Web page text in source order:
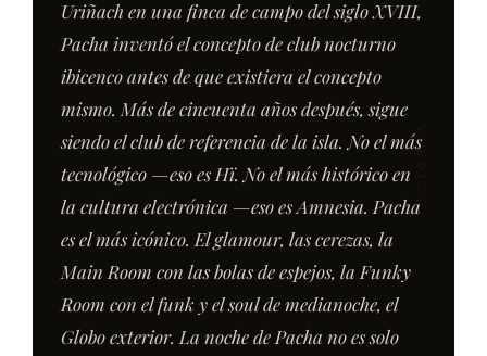
Uriñach en una finca de campo del siglo XVIII,
Pacha inventó el concepto de club nocturno
ibicenco antes de que existiera el concepto
mismo. Más de cincuenta años después, sigue
siendo el club de referencia de la isla. No el más
tecnológico —eso es Hï. No el más histórico en
la cultura electrónica —eso es Amnesia. Pacha
es el más icónico. El glamour, las cerezas, la
Main Room con las bolas de espejos, la Funky
Room con el funk y el soul de medianoche, el
Globo exterior. La noche de Pacha no es solo